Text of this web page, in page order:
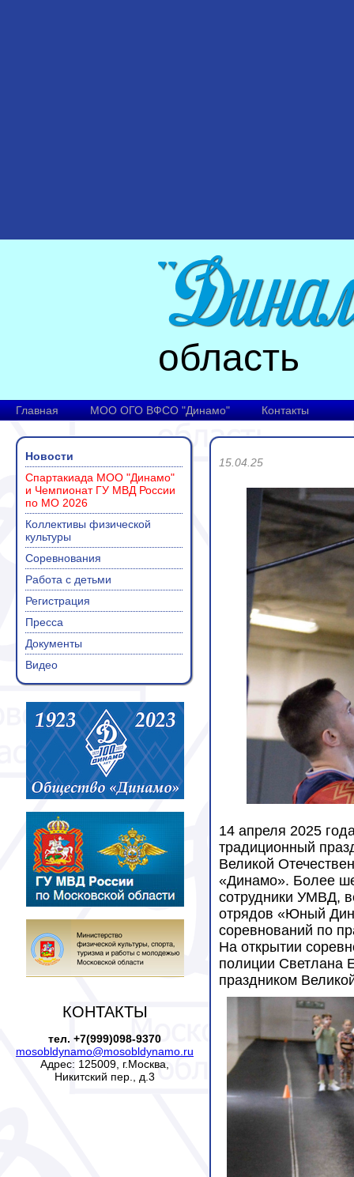
область
Главная МОО ОГО ВФСО "Динамо" Контакты
Новости
Спартакиада МОО "Динамо"
и Чемпионат ГУ МВД России
по МО 2026
Коллективы физической
культуры
Соревнования
Работа с детьми
Регистрация
Пресса
Документы
Видео
КОНТАКТЫ
тел. +7(999)098-9370
mosobldynamo@mosobldynamo.ru
Адрес: 125009, г.Москва,
Никитский пер., д.3
15.04.25
14 апреля 2025
традиционный
Великой
«Динамо». Более
сотрудники УМВД,
отрядов «Юный
соревнований по
На открытии
полиции Светлана
праздником